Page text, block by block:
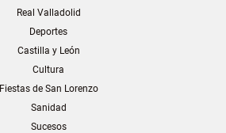
Real Valladolid
Deportes
Castilla y León
Cultura
Fiestas de San Lorenzo
Sanidad
Sucesos